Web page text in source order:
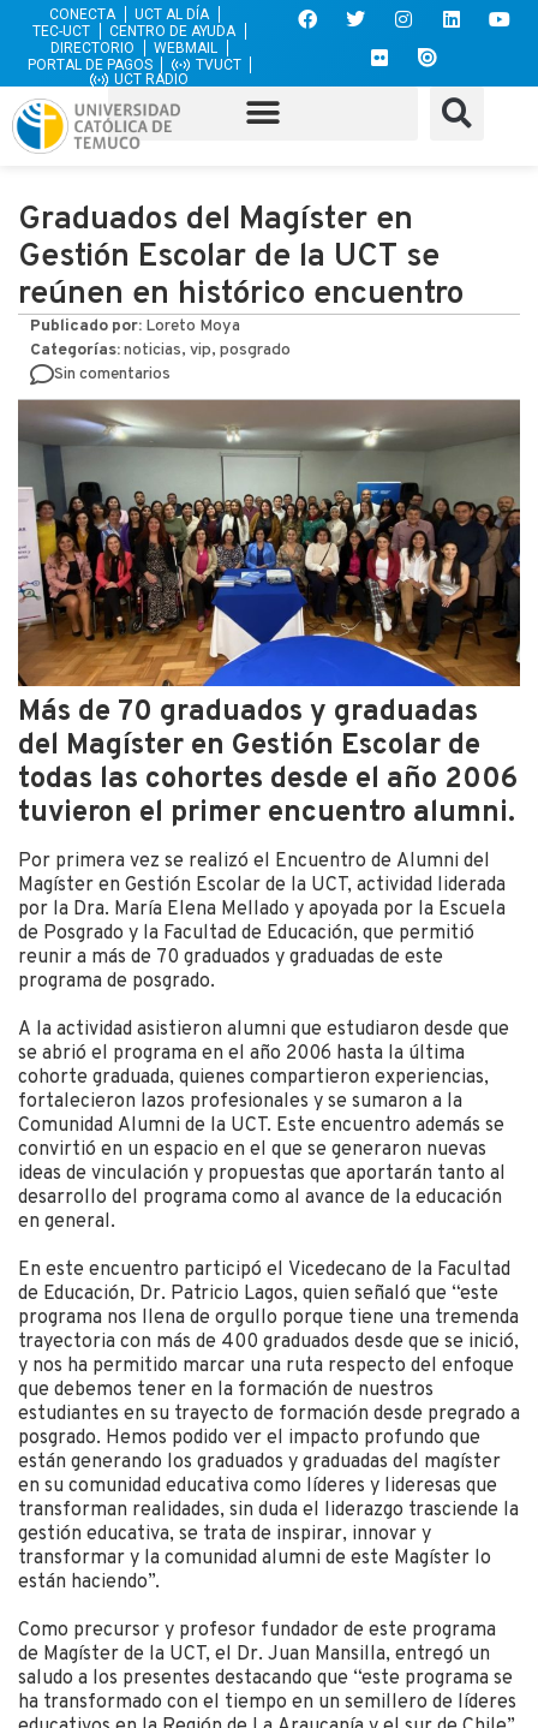
CONECTA
UCT AL DÍA
TEC-UCT
CENTRO DE AYUDA
DIRECTORIO
WEBMAIL
PORTAL DE PAGOS
TVUCT
UCT RADIO
Graduados del Magíster en
Gestión Escolar de la UCT se
reúnen en histórico encuentro
Publicado por: Loreto Moya
Categorías:noticias, vip, posgrado
Sin comentarios
Más de 70 graduados y graduadas
del Magíster en Gestión Escolar de
todas las cohortes desde el año 2006
tuvieron el primer encuentro alumni.
Por primera vez se realizó el Encuentro de Alumni del
Magíster en Gestión Escolar de la UCT, actividad liderada
por la Dra. María Elena Mellado y apoyada por la Escuela
de Posgrado y la Facultad de Educación, que permitió
reunir a más de 70 graduados y graduadas de este
programa de posgrado.
A la actividad asistieron alumni que estudiaron desde que
se abrió el programa en el año 2006 hasta la última
cohorte graduada, quienes compartieron experiencias,
fortalecieron lazos profesionales y se sumaron a la
Comunidad Alumni de la UCT. Este encuentro además se
convirtió en un espacio en el que se generaron nuevas
ideas de vinculación y propuestas que aportarán tanto al
desarrollo del programa como al avance de la educación
en general.
En este encuentro participó el Vicedecano de la Facultad
de Educación, Dr. Patricio Lagos, quien señaló que “este
programa nos llena de orgullo porque tiene una tremenda
trayectoria con más de 400 graduados desde que se inició,
y nos ha permitido marcar una ruta respecto del enfoque
que debemos tener en la formación de nuestros
estudiantes en su trayecto de formación desde pregrado a
posgrado. Hemos podido ver el impacto profundo que
están generando los graduados y graduadas del magíster
en su comunidad educativa como líderes y lideresas que
transforman realidades, sin duda el liderazgo trasciende la
gestión educativa, se trata de inspirar, innovar y
transformar y la comunidad alumni de este Magíster lo
están haciendo”.
Como precursor y profesor fundador de este programa
de Magíster de la UCT, el Dr. Juan Mansilla, entregó un
saludo a los presentes destacando que “este programa se
ha transformado con el tiempo en un semillero de líderes